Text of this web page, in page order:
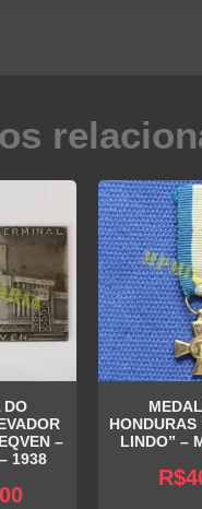
DO
–
1938
HONDURAS
LINDO” –
R$